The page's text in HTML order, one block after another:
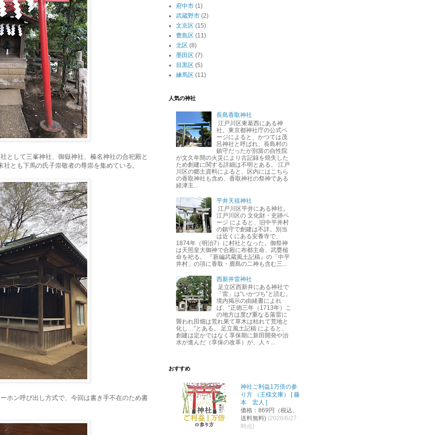
として三峯神社、御嶽神社、榛名神社の合祀殿と
とも下馬の氏子崇敬者の尊崇を集めている。
ホン呼び出し方式で、今回は書き手不在のため書
府中市 (1)
武蔵野市 (2)
文京区 (15)
豊島区 (11)
北区 (8)
墨田区 (7)
目黒区 (5)
練馬区 (11)
人気の神社
長島香取神社
江戸川区東葛西にある神
社。東京都神社庁の公式ペ
ージによると、かつては茂
呂神社と呼ばれ、長島村の
鎮守だったが別當の自性院
が文久年間の火災により古記録を焼失した
ため創建に関する詳細は不明とある。 江戸
川区の郷土資料によると、区内にはこちら
の香取神社も含め、香取神社の祭神である
経津主...
平井天祖神社
江戸川区平井にある神社。
江戸川区の 文化財・史跡ペ
ージ によると、旧中平井村
の鎮守で創建は不詳。別当
は近くにある安養寺で、
1874年（明治7）に村社となった。御祭神
は天照皇大御神で合殿に布都主命、武甕槌
命を祀る。 『新編武蔵風土記稿』の「中平
井村」の項に香取・鹿島の二神も含む三...
西新井雷神社
足立区西新井にある神社で
「雷」は“いかづち”と読む。
境内掲示の由緒書によれ
ば、“正徳三年（1713年）こ
の地方は度び重なる落雷に
襲われ田畑は荒れ果て草木は枯れて荒地と
化し…”とある。 足立風土記稿 によると、
創建は定かではなく享保期に新田開発や治
水が進んだ（享保の改革）が、人々...
おすすめ
神社ご利益1万倍の参
り方 （王様文庫） [ 藤
本 宏人 ]
価格：869円（税込、
送料無料) (2026/6/27
時点)